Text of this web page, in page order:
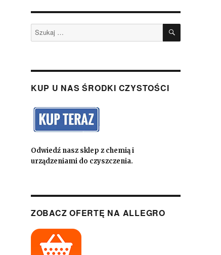
Szukaj: SZUKAJ
KUP U NAS ŚRODKI CZYSTOŚCI
Odwiedź nasz sklep z chemią i
urządzeniami do czyszczenia.
ZOBACZ OFERTĘ NA ALLEGRO